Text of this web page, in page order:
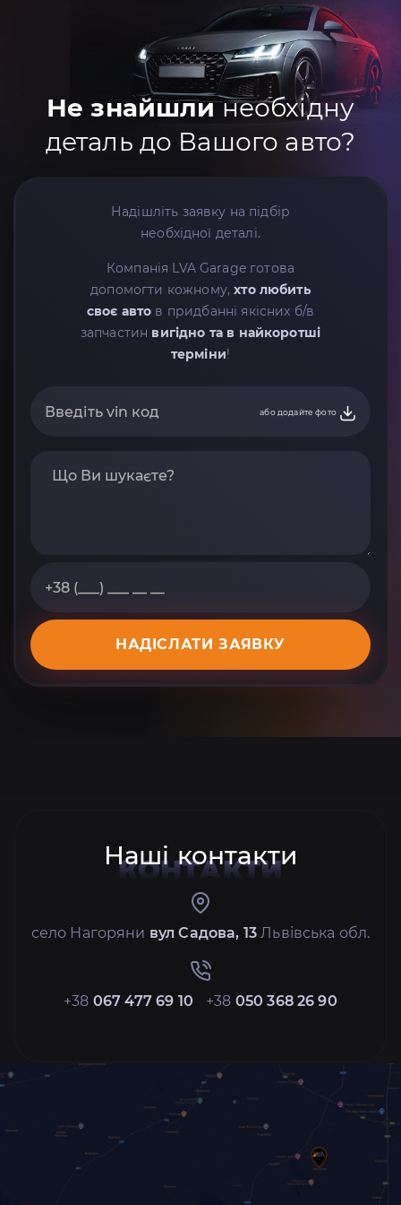
Не знайшлинеобхідну
деталь до Вашого авто?
Надішліть заявку на підбір
необхідної деталі.
Компанія LVA Garage готова
допомогти кожному,хто любить
своє авто в придбанні якісних б/в
запчастин вигідно та в найкоротші
терміни!
або додайте фото
НАДІСЛАТИ ЗАЯВКУ
Наші контакти
КОНТАКТИ
село Нагоряни вул Садова, 13 Львівська обл.
+38 067 477 69 10 +38 050 368 26 90